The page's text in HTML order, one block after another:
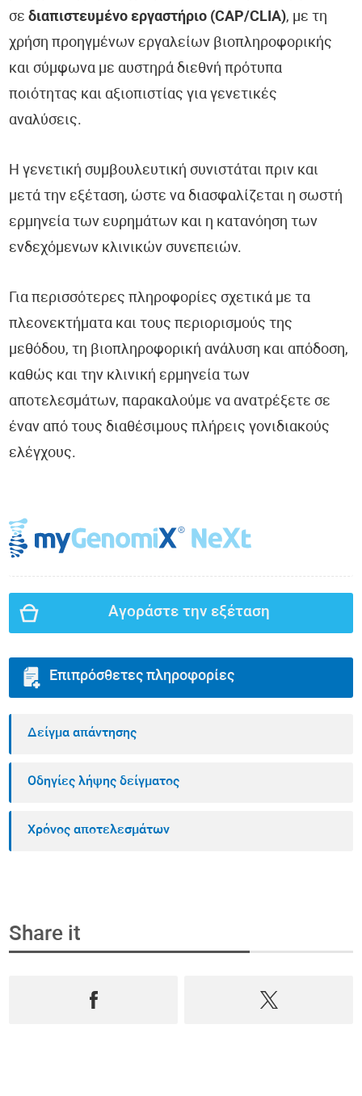
σεδιαπιστευμένο εργαστήριο (CAP/CLIA), με τη
χρήση προηγμένων εργαλείων βιοπληροφορικής
και σύμφωνα με αυστηρά διεθνή πρότυπα
ποιότητας και αξιοπιστίας για γενετικές
αναλύσεις.
Η γενετική συμβουλευτική συνιστάται πριν και
μετά την εξέταση, ώστε να διασφαλίζεται η σωστή
ερμηνεία των ευρημάτων και η κατανόηση των
ενδεχόμενων κλινικών συνεπειών.
Για περισσότερες πληροφορίες σχετικά με τα
πλεονεκτήματα και τους περιορισμούς της
μεθόδου, τη βιοπληροφορική ανάλυση και απόδοση,
καθώς και την κλινική ερμηνεία των
αποτελεσμάτων, παρακαλούμε να ανατρέξετε σε
έναν από τους διαθέσιμους πλήρεις γονιδιακούς
ελέγχους.
Αγοράστε την εξέταση
Επιπρόσθετες πληροφορίες
Δείγμα απάντησης
Οδηγίες λήψης δείγματος
Χρόνος αποτελεσμάτων
Share it